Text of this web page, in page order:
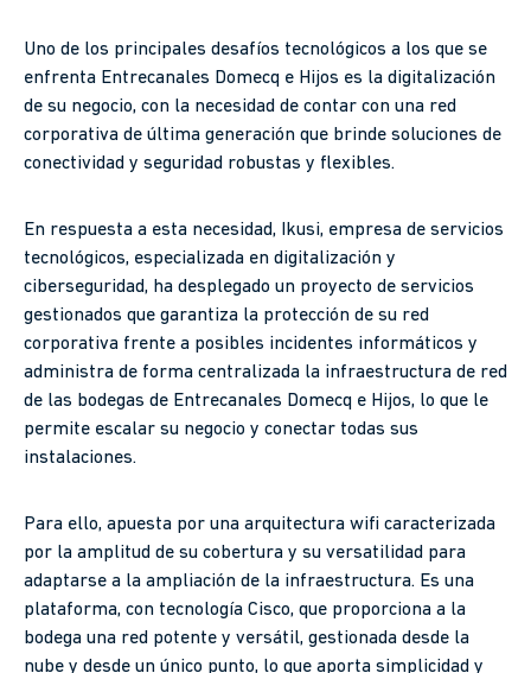
Uno de los principales desafíos tecnológicos a los que se
enfrenta Entrecanales Domecq e Hijos es la digitalización
de su negocio, con la necesidad de contar con una red
corporativa de última generación que brinde soluciones de
conectividad y seguridad robustas y flexibles.
En respuesta a esta necesidad, Ikusi, empresa de servicios
tecnológicos, especializada en digitalización y
ciberseguridad, ha desplegado un proyecto de servicios
gestionados que garantiza la protección de su red
corporativa frente a posibles incidentes informáticos y
administra de forma centralizada la infraestructura de red
de las bodegas de Entrecanales Domecq e Hijos, lo que le
permite escalar su negocio y conectar todas sus
instalaciones.
Para ello, apuesta por una arquitectura wifi caracterizada
por la amplitud de su cobertura y su versatilidad para
adaptarse a la ampliación de la infraestructura. Es una
plataforma, con tecnología Cisco, que proporciona a la
bodega una red potente y versátil, gestionada desde la
nube y desde un único punto, lo que aporta simplicidad y